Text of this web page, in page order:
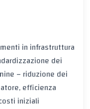
in infrastruttura
dei
– riduzione dei
efficienza
iniziali